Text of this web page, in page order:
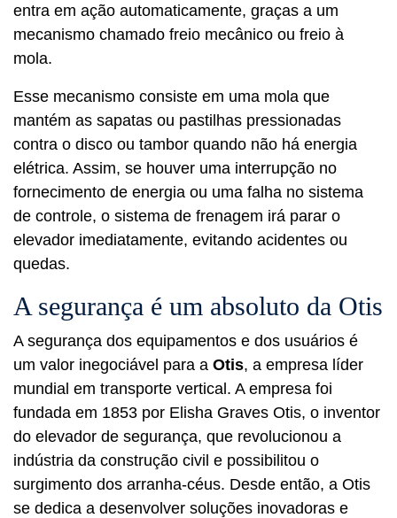
entra em ação automaticamente, graças a um
mecanismo chamado freio mecânico ou freio à
mola.
Esse mecanismo consiste em uma mola que
mantém as sapatas ou pastilhas pressionadas
contra o disco ou tambor quando não há energia
elétrica. Assim, se houver uma interrupção no
fornecimento de energia ou uma falha no sistema
de controle, o sistema de frenagem irá parar o
elevador imediatamente, evitando acidentes ou
quedas.
A segurança é um absoluto da Otis
A segurança dos equipamentos e dos usuários é
um valor inegociável para a Otis, a empresa líder
mundial em transporte vertical. A empresa foi
fundada em 1853 por Elisha Graves Otis, o inventor
do elevador de segurança, que revolucionou a
indústria da construção civil e possibilitou o
surgimento dos arranha-céus. Desde então, a Otis
se dedica a desenvolver soluções inovadoras e